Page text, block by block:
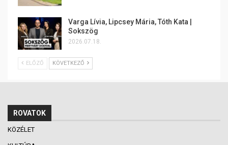
Varga Lívia, Lipcsey Mária, Tóth Kata |
Sokszög
2026.07.18.
ELŐZŐ KÖVETKEZŐ
ROVATOK
KÖZÉLET